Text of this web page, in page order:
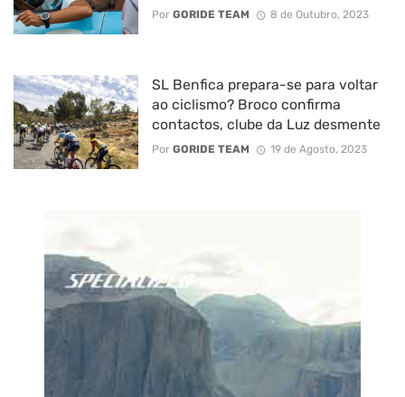
Por GORIDE TEAM 8 de Outubro, 2023
SL Benfica prepara-se para voltar
ao ciclismo? Broco confirma
contactos, clube da Luz desmente
Por GORIDE TEAM 19 de Agosto, 2023